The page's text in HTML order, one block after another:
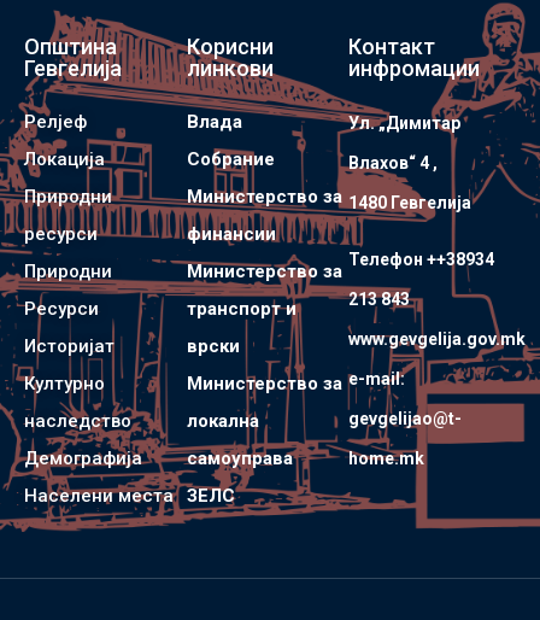
Општина
Гевгелија
Релјеф
Локација
Природни
ресурси
Природни
Ресурси
Историјат
Културно
наследство
Демографија
Населени места
Корисни
линкови
Влада
Собрание
Министерство за
финансии
Министерство за
транспорт и
врски
Министерство за
локална
самоуправа
ЗЕЛС
Контакт
инфромации
Ул. „Димитар
Влахов“ 4 ,
1480 Гевгелијa
Телефон ++38934
213 843
www.gevgelija.gov.mk
e-mail:
gevgelijao@t-
home.mk